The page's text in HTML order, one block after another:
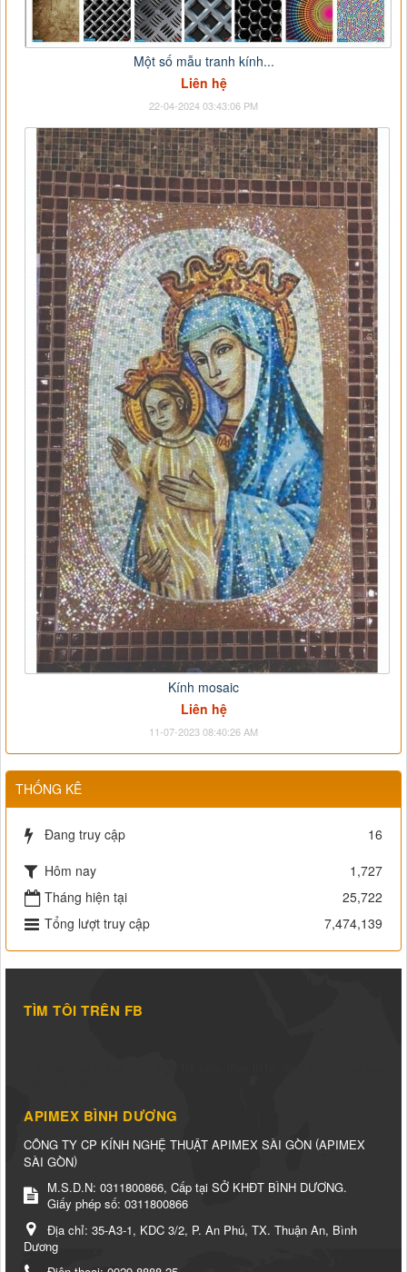
Một số mẫu tranh kính...
Liên hệ
22-04-2024 03:43:06 PM
Kính mosaic
Liên hệ
11-07-2023 08:40:26 AM
THỐNG KÊ
Đang truy cập
16
Hôm nay
1,727
Tháng hiện tại
25,722
Tổng lượt truy cập
7,474,139
TÌM TÔI TRÊN FB
APIMEX BÌNH DƯƠNG
CÔNG TY CP KÍNH NGHỆ THUẬT APIMEX SÀI GÒN (APIMEX
SÀI GÒN)
M.S.D.N: 0311800866, Cấp tại SỞ KHĐT BÌNH DƯƠNG.
Giấy phép số: 0311800866
Địa chỉ: 35-A3-1, KDC 3/2, P. An Phú, TX. Thuận An, Bình
Dương